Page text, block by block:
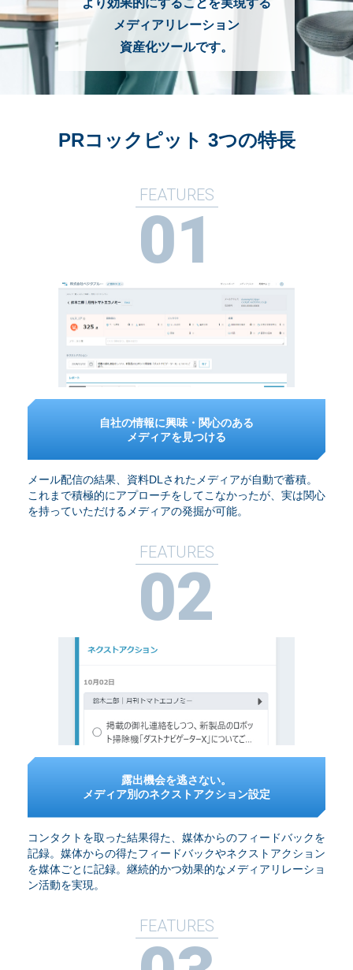
メディアリレーション
資産化ツールです。
PRコックピット 3つの特長
FEATURES
01
自社の情報に興味・関心のある
メディアを見つける
メール配信の結果、資料DLされたメディアが自動で蓄積。
これまで積極的にアプローチをしてこなかったが、実は関心
を持っていただけるメディアの発掘が可能。
FEATURES
02
露出機会を逃さない。
メディア別のネクストアクション設定
コンタクトを取った結果得た、媒体からのフィードバックを
記録。媒体からの得たフィードバックやネクストアクション
を媒体ごとに記録。継続的かつ効果的なメディアリレーショ
ン活動を実現。
FEATURES